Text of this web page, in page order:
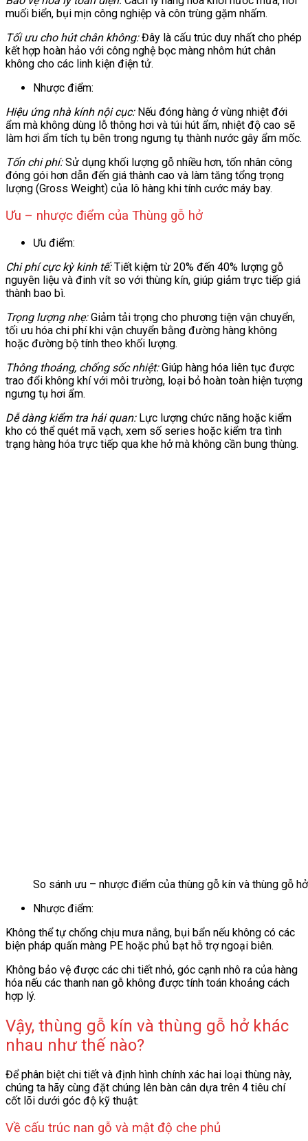
muối biển, bụi mịn công nghiệp và côn trùng gặm nhấm.
Tối ưu cho hút chân không:Đây là cấu trúc duy nhất cho phép
kết hợp hoàn hảo với công nghệ bọc màng nhôm hút chân
không cho các linh kiện điện tử.
Nhược điểm:
Hiệu ứng nhà kính nội cục:Nếu đóng hàng ở vùng nhiệt đới
ẩm mà không dùng lỗ thông hơi và túi hút ẩm, nhiệt độ cao sẽ
làm hơi ẩm tích tụ bên trong ngưng tụ thành nước gây ẩm mốc.
Tốn chi phí:Sử dụng khối lượng gỗ nhiều hơn, tốn nhân công
đóng gói hơn dẫn đến giá thành cao và làm tăng tổng trọng
lượng (Gross Weight) của lô hàng khi tính cước máy bay.
Ưu – nhược điểm của Thùng gỗ hở
Ưu điểm:
Chi phí cực kỳ kinh tế:Tiết kiệm từ 20% đến 40% lượng gỗ
nguyên liệu và đinh vít so với thùng kín, giúp giảm trực tiếp giá
thành bao bì.
Trọng lượng nhẹ:Giảm tải trọng cho phương tiện vận chuyển,
tối ưu hóa chi phí khi vận chuyển bằng đường hàng không
hoặc đường bộ tính theo khối lượng.
Thông thoáng, chống sốc nhiệt:Giúp hàng hóa liên tục được
trao đổi không khí với môi trường, loại bỏ hoàn toàn hiện tượng
ngưng tụ hơi ẩm.
Dễ dàng kiểm tra hải quan:Lực lượng chức năng hoặc kiểm
kho có thể quét mã vạch, xem số series hoặc kiểm tra tình
trạng hàng hóa trực tiếp qua khe hở mà không cần bung thùng.
So sánh ưu – nhược điểm của thùng gỗ kín và thùng gỗ hở
Nhược điểm:
Không thể tự chống chịu mưa nắng, bụi bẩn nếu không có các
biện pháp quấn màng PE hoặc phủ bạt hỗ trợ ngoại biên.
Không bảo vệ được các chi tiết nhỏ, góc cạnh nhô ra của hàng
hóa nếu các thanh nan gỗ không được tính toán khoảng cách
hợp lý.
Vậy, thùng gỗ kín và thùng gỗ hở khác
nhau như thế nào?
Để phân biệt chi tiết và định hình chính xác hai loại thùng này,
chúng ta hãy cùng đặt chúng lên bàn cân dựa trên 4 tiêu chí
cốt lõi dưới góc độ kỹ thuật:
Về cấu trúc nan gỗ và mật độ che phủ